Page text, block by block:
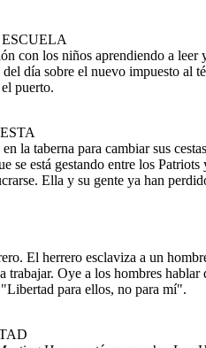
con los niños aprendiendo a leer
día sobre el nuevo impuesto al
puerto.
la taberna para cambiar sus
se está gestando entre los Patriots
Ella y su gente ya han
El herrero esclaviza a un
Oye a los hombres hablar
para ellos, no para mí".